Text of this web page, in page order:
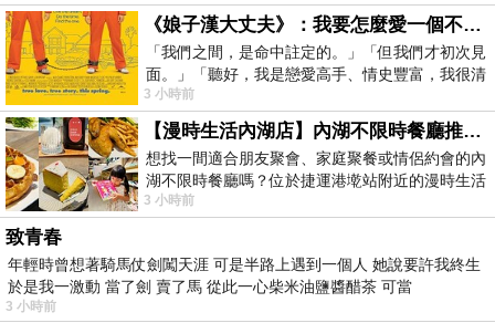
《娘子漢大丈夫》：我要怎麼愛一個不存在的人？
「我們之間，是命中註定的。」「但我們才初次見
面。」「聽好，我是戀愛高手、情史豐富，我很清
楚這種感覺，你我之間的那種感覺，現
3 小時前
【漫時生活內湖店】內湖不限時餐廳推薦｜捷運港墘站美食，聚餐、約會、家庭聚會首選，正餐甜點一次滿足
想找一間適合朋友聚會、家庭聚餐或情侶約會的內
湖不限時餐廳嗎？位於捷運港墘站附近的漫時生活
內湖店，從捷運站步行約4分鐘即可抵
3 小時前
致青春
年輕時曾想著騎馬仗劍闖天涯 可是半路上遇到一個人 她說要許我終生
於是我一激動 當了劍 賣了馬 從此一心柴米油鹽醬醋茶 可當
3 小時前